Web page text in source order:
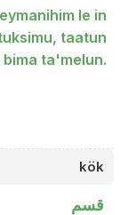
le in
taatun
ta'melun.
kök
قسم